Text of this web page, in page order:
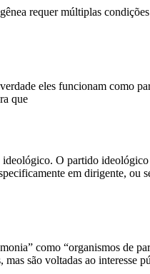
requer múltiplas
eles funcionam como
que
O partido
em dirigente,
como “organismos de
são voltadas ao